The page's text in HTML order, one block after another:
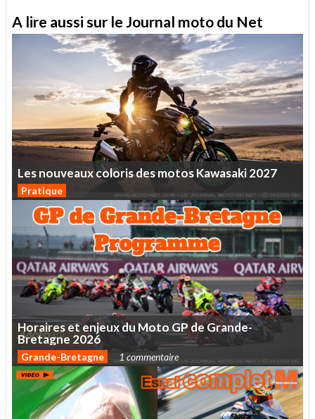
A lire aussi sur le Journal moto du Net
LesnouveauxcolorisdesmotosKawasaki2027
Pratique
HorairesetenjeuxduMotoGPdeGrande-
Bretagne 2026
Grande-Bretagne 1 commentaire